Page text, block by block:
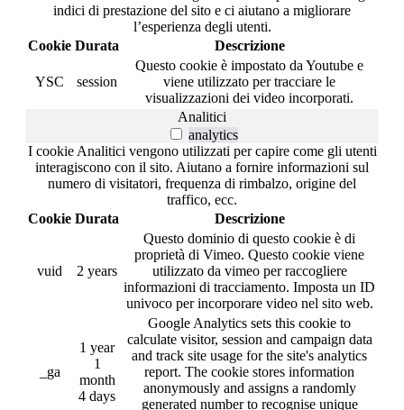
indici di prestazione del sito e ci aiutano a migliorare
l’esperienza degli utenti.
Cookie Durata Descrizione
YSC session
Questo cookie è impostato da Youtube e
viene utilizzato per tracciare le
visualizzazioni dei video incorporati.
Analitici
analytics
I cookie Analitici vengono utilizzati per capire come gli utenti
interagiscono con il sito. Aiutano a fornire informazioni sul
numero di visitatori, frequenza di rimbalzo, origine del
traffico, ecc.
Cookie Durata Descrizione
vuid 2 years
Questo dominio di questo cookie è di
proprietà di Vimeo. Questo cookie viene
utilizzato da vimeo per raccogliere
informazioni di tracciamento. Imposta un ID
univoco per incorporare video nel sito web.
_ga
1 year
1
month
4 days
Google Analytics sets this cookie to
calculate visitor, session and campaign data
and track site usage for the site's analytics
report. The cookie stores information
anonymously and assigns a randomly
generated number to recognise unique